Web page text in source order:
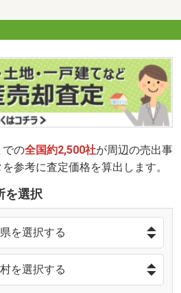
での全国約2,500社が周辺の売出事
参考に査定価格を算出します。
を選択